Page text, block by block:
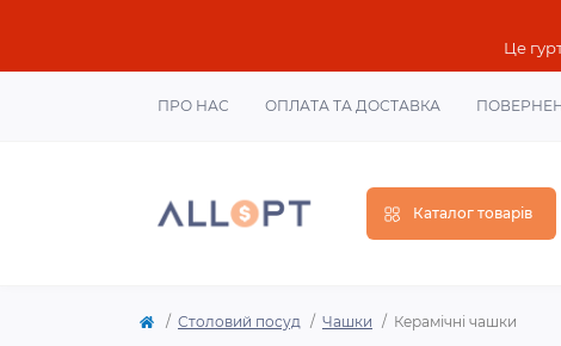
Це
ПРО НАС ОПЛАТА ТА ДОСТАВКА
Каталог товарів
Столовий посуд Чашки Керамічні чашки